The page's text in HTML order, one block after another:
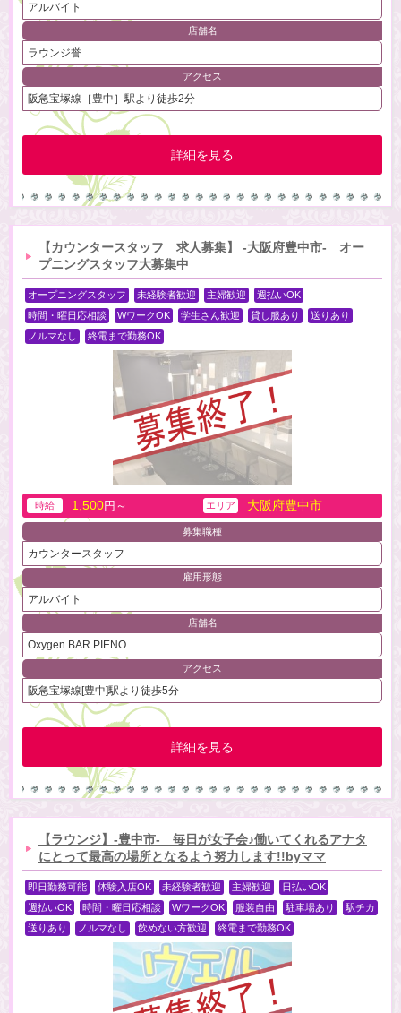
アルバイト
店舗名
ラウンジ誉
アクセス
阪急宝塚線［豊中］駅より徒歩2分
詳細を見る
【カウンタースタッフ 求人募集】 -大阪府豊中市- オー
プニングスタッフ大募集中
オープニングスタッフ 未経験者歓迎 主婦歓迎
週払いOK
時間・曜日応相談
WワークOK 学生さん歓迎 貸し服あり
送りあり
ノルマなし
終電まで勤務OK
時給 1,500円～ エリア 大阪府豊中市
募集職種
カウンタースタッフ
雇用形態
アルバイト
店舗名
Oxygen BAR PIENO
アクセス
阪急宝塚線[豊中]駅より徒歩5分
詳細を見る
【ラウンジ】-豊中市- 毎日が女子会♪働いてくれるアナタ
にとって最高の場所となるよう努力します!!byママ
即日勤務可能 体験入店OK 未経験者歓迎 主婦歓迎
日払いOK
週払いOK
時間・曜日応相談 WワークOK 服装自由 駐車場あり
駅チカ
送りあり
ノルマなし 飲めない方歓迎 終電まで勤務OK